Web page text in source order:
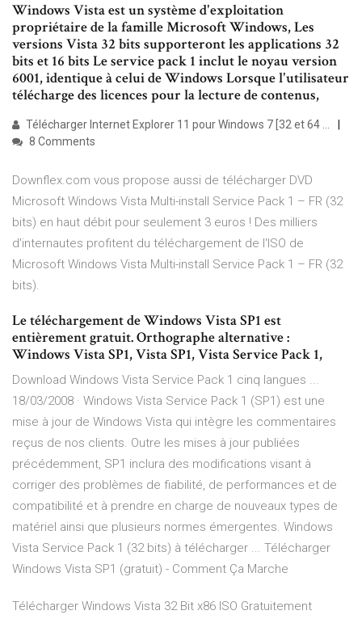
Windows Vista est un système d'exploitation
propriétaire de la famille Microsoft Windows, Les
versions Vista 32 bits supporteront les applications 32
bits et 16 bits Le service pack 1 inclut le noyau version
6001, identique à celui de Windows Lorsque l'utilisateur
télécharge des licences pour la lecture de contenus,
Télécharger Internet Explorer 11 pour Windows 7 [32 et 64 ...
8 Comments
Downflex.com vous propose aussi de télécharger DVD
Microsoft Windows Vista Multi-install Service Pack 1 – FR (32
bits) en haut débit pour seulement 3 euros ! Des milliers
d'internautes profitent du téléchargement de l'ISO de
Microsoft Windows Vista Multi-install Service Pack 1 – FR (32
bits).
Le téléchargement de Windows Vista SP1 est
entièrement gratuit. Orthographe alternative :
Windows Vista SP1, Vista SP1, Vista Service Pack 1,
Download Windows Vista Service Pack 1 cinq langues ...
18/03/2008 · Windows Vista Service Pack 1 (SP1) est une
mise à jour de Windows Vista qui intègre les commentaires
reçus de nos clients. Outre les mises à jour publiées
précédemment, SP1 inclura des modifications visant à
corriger des problèmes de fiabilité, de performances et de
compatibilité et à prendre en charge de nouveaux types de
matériel ainsi que plusieurs normes émergentes. Windows
Vista Service Pack 1 (32 bits) à télécharger ... Télécharger
Windows Vista SP1 (gratuit) - Comment Ça Marche
Télécharger Windows Vista 32 Bit x86 ISO Gratuitement